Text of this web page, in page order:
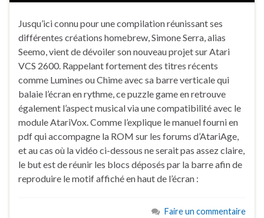
Jusqu’ici connu pour une compilation réunissant ses
différentes créations homebrew, Simone Serra, alias
Seemo, vient de dévoiler son nouveau projet sur Atari
VCS 2600. Rappelant fortement des titres récents
comme Lumines ou Chime avec sa barre verticale qui
balaie l’écran en rythme, ce puzzle game en retrouve
également l’aspect musical via une compatibilité avec le
module AtariVox. Comme l’explique le manuel fourni en
pdf qui accompagne la ROM sur les forums d’AtariAge,
et au cas où la vidéo ci-dessous ne serait pas assez claire,
le but est de réunir les blocs déposés par la barre afin de
reproduire le motif affiché en haut de l’écran :
Faire un commentaire